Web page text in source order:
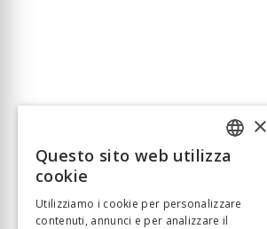
FRENCH
×
Questo sito web utilizza
cookie
Utilizziamo i cookie per personalizzare
contenuti, annunci e per analizzare il